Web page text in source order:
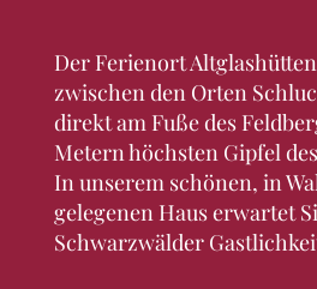
Der Ferienort
zwischen den Orten
direkt am Fuße des
Metern höchsten Gipfel
In unserem schönen, in
gelegenen Haus erwartet
Schwarzwälder